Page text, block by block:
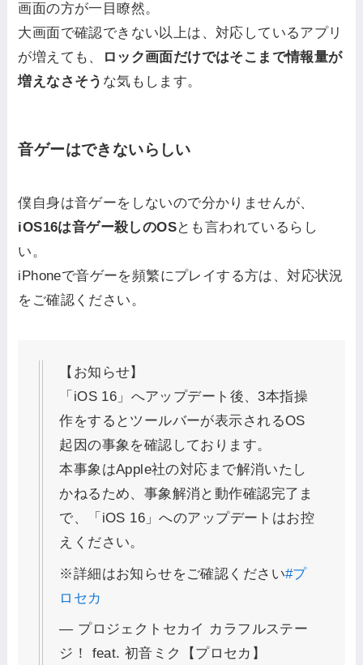
画面の方が一目瞭然。
大画面で確認できない以上は、対応しているアプリ
が増えても、
ロック画面だけではそこまで情報量が
増えなさそう な気もします。
音ゲーはできないらしい
僕自身は音ゲーをしないので分かりませんが、
iOS16は音ゲー殺しのOSとも言われているらし
い。
iPhoneで音ゲーを頻繁にプレイする方は、対応状況
をご確認ください。
【お知らせ】
「iOS 16」へアップデート後、3本指操
作をするとツールバーが表示されるOS
起因の事象を確認しております。
本事象はApple社の対応まで解消いたし
かねるため、事象解消と動作確認完了ま
で、「iOS 16」へのアップデートはお控
えください。
※詳細はお知らせをご確認ください#プ
ロセカ
— プロジェクトセカイ カラフルステー
ジ！ feat. 初音ミク【プロセカ】